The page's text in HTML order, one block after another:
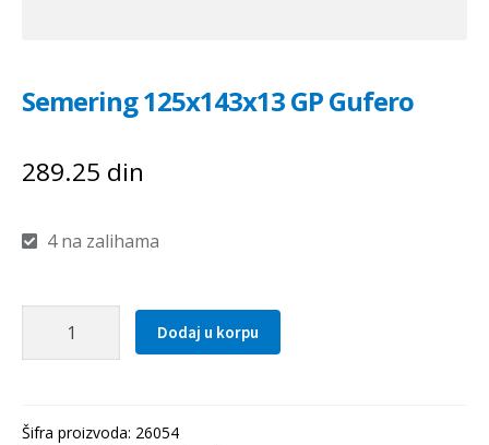
Semering 125x143x13 GP Gufero
289.25 din
4 na zalihama
125x143x13
količina
Dodaj u korpu
Šifra proizvoda: 26054